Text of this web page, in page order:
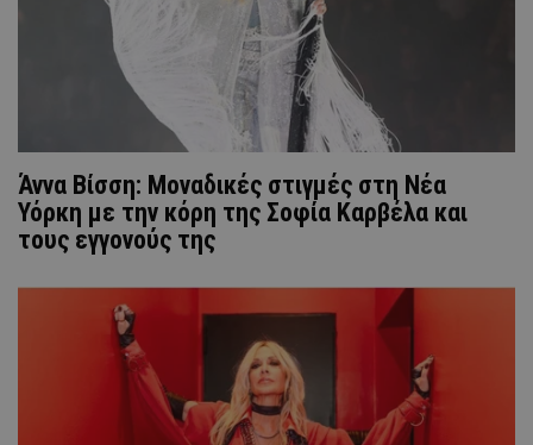
Άννα Βίσση: Moναδικές στιγμές στη Νέα
Υόρκη με την κόρη της Σοφία Καρβέλα και
τους εγγονούς της